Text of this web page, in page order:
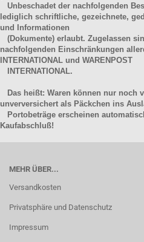
Unbeschadet der nachfolgenden
lediglich schriftliche, gezeichnete,
und Informationen
(Dokumente) erlaubt. Zugelassen
nachfolgenden Einschränkungen
INTERNATIONAL und WARENPOST
INTERNATIONAL.
Das heißt: Waren können nur noch
unverversichert als Päckchen ins
Portobeträge erscheinen
Kaufabschluß!
MEHR ÜBER...
Versandkosten
Privatsphäre und Datenschutz
Impressum